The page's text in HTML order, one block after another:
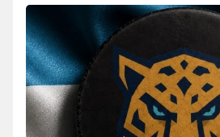
Закажите билеты по
удобства;
Цена зависит от
узнайте стоимость при
На сайте всегда
цене и времени начала
Наш сайт обеспечивает